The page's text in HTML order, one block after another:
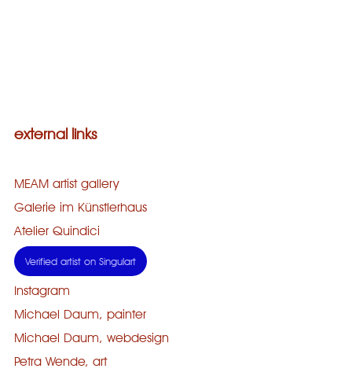
external links
MEAM artist gallery
Galerie im Künstlerhaus
Atelier Quindici
Verified artist on Singulart
Instagram
Michael Daum, painter
Michael Daum, webdesign
Petra Wende, art